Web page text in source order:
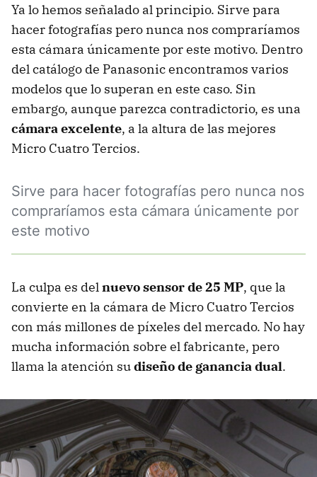
Ya lo hemos señalado al principio. Sirve para
hacer fotografías pero nunca nos compraríamos
esta cámara únicamente por este motivo. Dentro
del catálogo de Panasonic encontramos varios
modelos que lo superan en este caso. Sin
embargo, aunque parezca contradictorio, es una
cámara excelente, a la altura de las mejores
Micro Cuatro Tercios.
Sirve para hacer fotografías pero nunca nos
compraríamos esta cámara únicamente por
este motivo
La culpa es delnuevo sensor de 25 MP, que la
convierte en la cámara de Micro Cuatro Tercios
con más millones de píxeles del mercado. No hay
mucha información sobre el fabricante, pero
llama la atención sudiseño de ganancia dual.